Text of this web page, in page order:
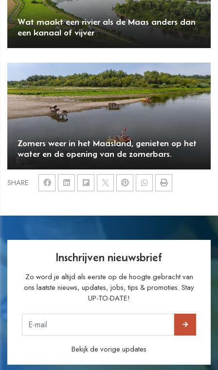
SHARE
Wat maakt een rivier als de Maas anders dan
een kanaal of vijver
Zomers weer in het Maasland, genieten op het
water en de opening van de zomerbars.
Inschrijven nieuwsbrief
Zo word je altijd als eerste op de hoogte gebracht van
ons laatste nieuws, updates, jobs, tips & promoties. Stay
UP-TO-DATE!
Bekijk de vorige updates